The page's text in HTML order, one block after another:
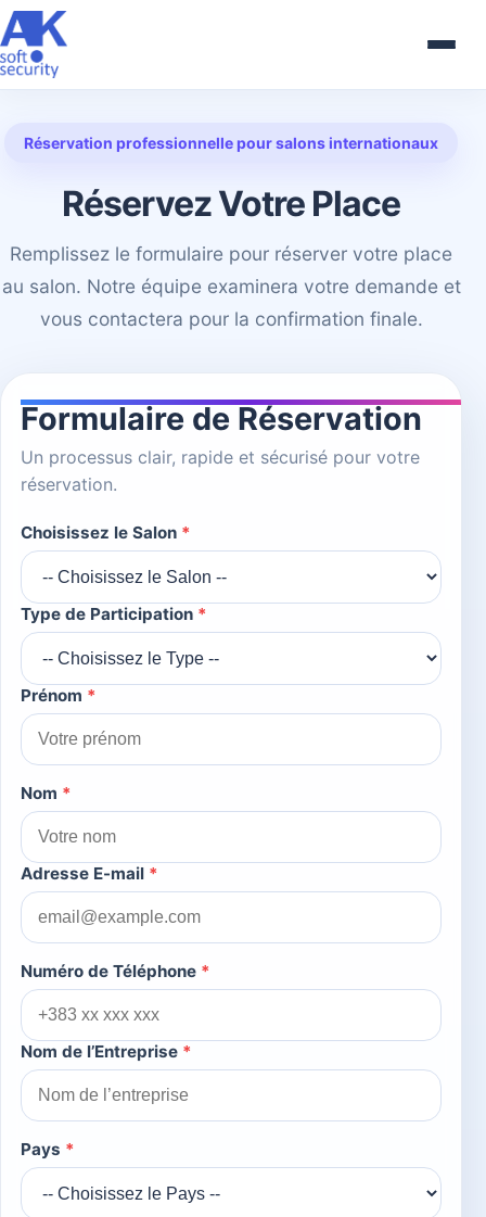
Réservation professionnelle pour salons internationaux
Réservez Votre Place
Remplissez le formulaire pour réserver votre place
au salon. Notre équipe examinera votre demande et
vous contactera pour la confirmation finale.
Formulaire de Réservation
Un processus clair, rapide et sécurisé pour votre
réservation.
Choisissez le Salon *
Type de Participation *
Prénom *
Nom *
Adresse E-mail *
Numéro de Téléphone *
Nom de l’Entreprise *
Pays *